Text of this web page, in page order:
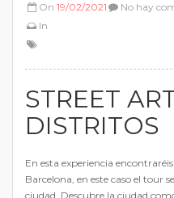
On 19/02/2021
In
No hay
STREET
DISTRITOS
En esta experiencia
Barcelona, en este caso el tour
ciudad. Descubre la ciudad